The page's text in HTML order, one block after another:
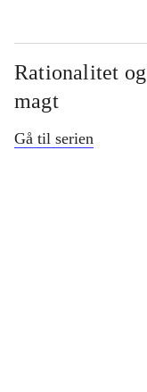
Rationalitet og
magt
Gå til serien